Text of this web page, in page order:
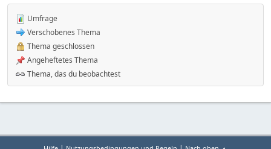
Umfrage
Verschobenes Thema
Thema geschlossen
Angeheftetes Thema
Thema, das du beobachtest